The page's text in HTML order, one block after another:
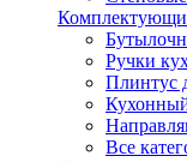
Ручки
Плинтус
Все